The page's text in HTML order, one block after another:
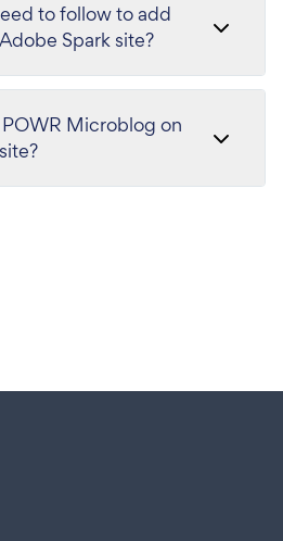
to follow to add
Spark site?
Microblog on